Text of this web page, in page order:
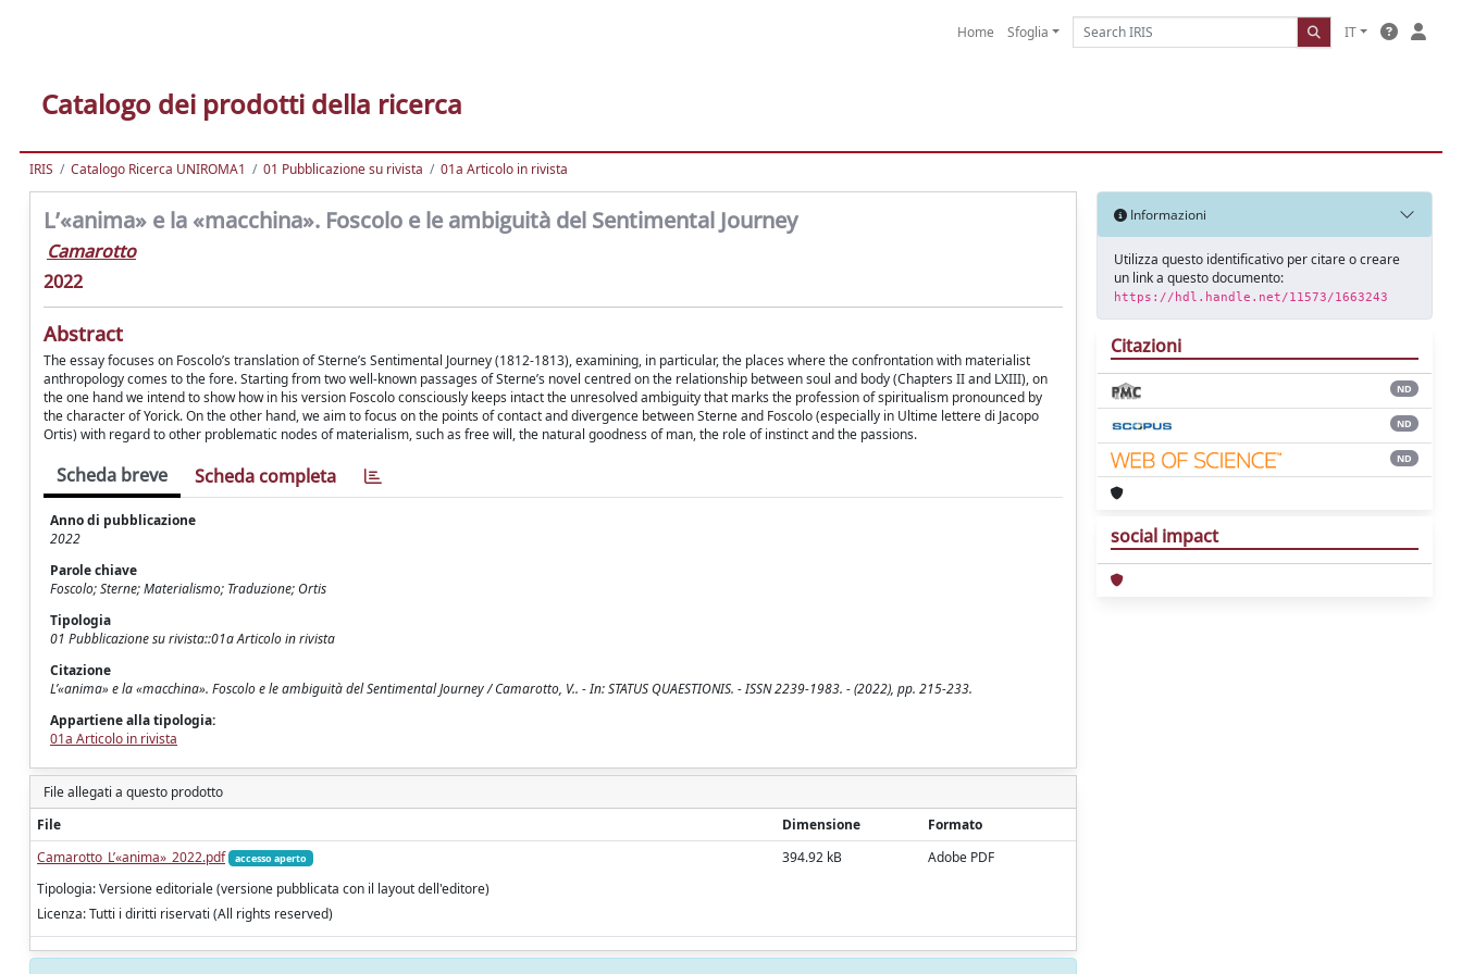
Home Sfoglia IT
Catalogo dei prodotti della ricerca
IRIS Catalogo Ricerca UNIROMA1 01 Pubblicazione su rivista 01a Articolo in rivista
L’«anima» e la «macchina». Foscolo e le ambiguità del Sentimental Journey
Camarotto
2022
Abstract
The essay focuses on Foscolo’s translation of Sterne’s Sentimental Journey (1812-1813), examining, in particular, the places where the confrontation with materialist
anthropology comes to the fore. Starting from two well-known passages of Sterne’s novel centred on the relationship between soul and body (Chapters II and LXIII), on
the one hand we intend to show how in his version Foscolo consciously keeps intact the unresolved ambiguity that marks the profession of spiritualism pronounced by
the character of Yorick. On the other hand, we aim to focus on the points of contact and divergence between Sterne and Foscolo (especially in Ultime lettere di Jacopo
Ortis) with regard to other problematic nodes of materialism, such as free will, the natural goodness of man, the role of instinct and the passions.
Scheda breve Scheda completa
Anno di pubblicazione
2022
Parole chiave
Foscolo; Sterne; Materialismo; Traduzione; Ortis
Tipologia
01 Pubblicazione su rivista::01a Articolo in rivista
Citazione
L’«anima» e la «macchina». Foscolo e le ambiguità del Sentimental Journey / Camarotto, V.. - In: STATUS QUAESTIONIS. - ISSN 2239-1983. - (2022), pp. 215-233.
Appartiene alla tipologia:
01a Articolo in rivista
File allegati a questo prodotto
File
Dimensione
Formato
Camarotto_L’«anima»_2022.pdf
accesso aperto
Tipologia: Versione editoriale (versione pubblicata con il layout dell'editore)
Licenza: Tutti i diritti riservati (All rights reserved)
394.92 kB Adobe PDF
Informazioni
Utilizza questo identificativo per citare o creare
un link a questo documento:
https://hdl.handle.net/11573/1663243
Citazioni
ND
ND
ND
social impact